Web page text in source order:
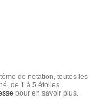
de notation, toutes les
de 1 à 5 étoiles.
pour en savoir plus.